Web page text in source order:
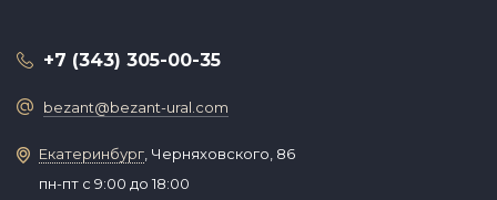
+7 (343) 305-00-35
bezant@bezant-ural.com
Екатеринбург , Черняховского, 86
пн-пт с 9:00 до 18:00